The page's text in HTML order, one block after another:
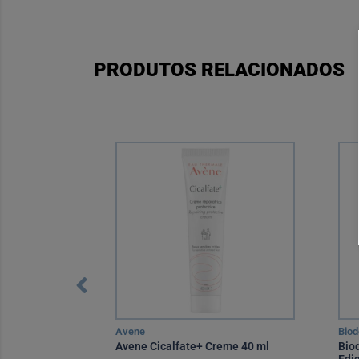
PRODUTOS RELACIONADOS
Avene
Avene Cicalfate+ Creme 40 ml